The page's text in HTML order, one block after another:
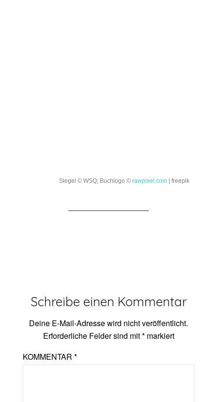
Siegel © WSQ; Buchlogo © rawpixel.com| freepik
Schreibe einen Kommentar
Deine E-Mail-Adresse wird nicht veröffentlicht.
Erforderliche Felder sind mit*markiert
KOMMENTAR*